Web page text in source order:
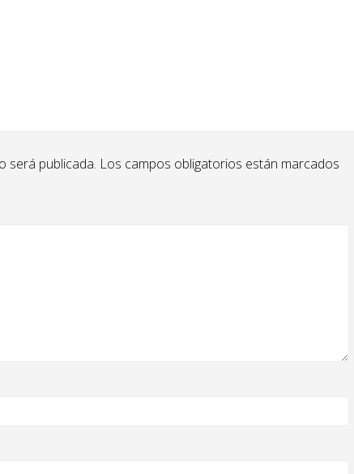
será publicada. Los campos obligatorios están marcados